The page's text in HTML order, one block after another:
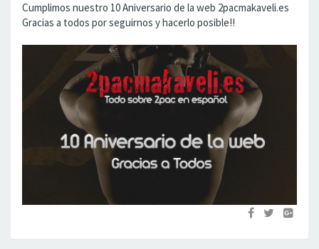
Cumplimos nuestro 10 Aniversario de la web 2pacmakaveli.es
Gracias a todos por seguirnos y hacerlo posible!!